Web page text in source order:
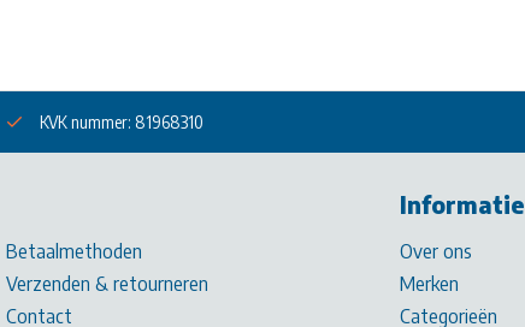
KVK nummer: 81968310
Betaalmethoden
Verzenden & retourneren
Contact
Informatie
Over ons
Merken
Categorieën